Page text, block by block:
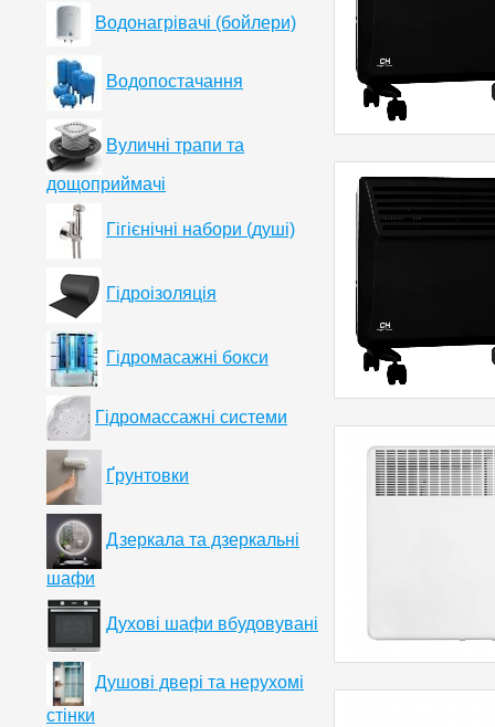
Водонагрівачі (бойлери)
Водопостачання
Вуличні трапи та
дощоприймачі
Гігієнічні набори (душі)
Гідроізоляція
Гідромасажні бокси
Гідромассажні системи
Ґрунтовки
Дзеркала та дзеркальні
шафи
Духові шафи вбудовувані
Душові двері та нерухомі
стінки